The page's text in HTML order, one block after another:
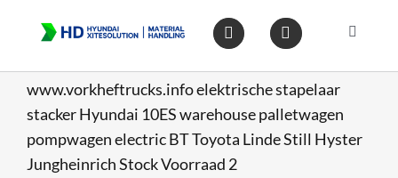
inhoud
Toggle
www.vorkheftrucks.info elektrische stapelaar
stacker Hyundai 10ES warehouse palletwagen
pompwagen electric BT Toyota Linde Still Hyster
Jungheinrich Stock Voorraad 2